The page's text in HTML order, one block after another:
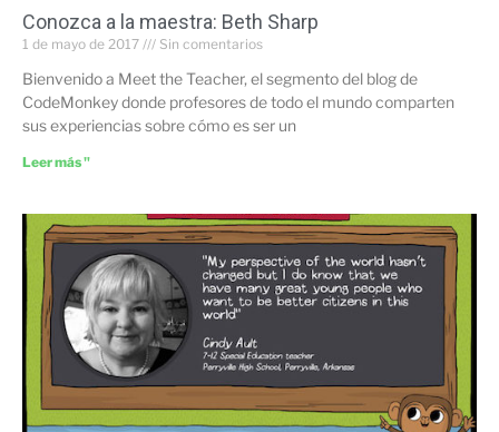
Conozca a la maestra: Beth Sharp
1 de mayo de 2017 Sin comentarios
Bienvenido a Meet the Teacher, el segmento del blog de
CodeMonkey donde profesores de todo el mundo comparten
sus experiencias sobre cómo es ser un
Leer más "